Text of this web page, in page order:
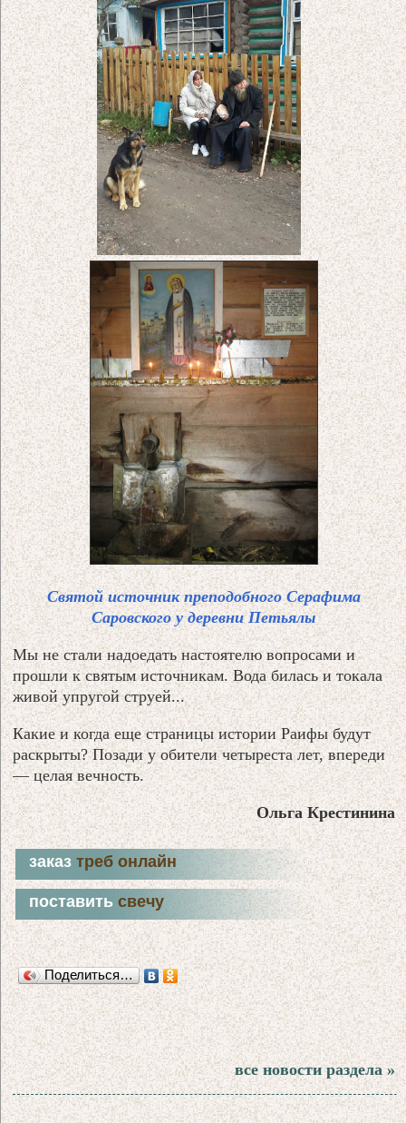
Святой источник преподобного Серафима
Саровского у деревни Петьялы
Мы не стали надоедать настоятелю вопросами и
прошли к святым источникам. Вода билась и токала
живой упругой струей...
Какие и когда еще страницы истории Раифы будут
раскрыты? Позади у обители четыреста лет, впереди
— целая вечность.
Ольга Крестинина
заказтреб онлайн
поставитьсвечу
Поделиться…
все новости раздела »